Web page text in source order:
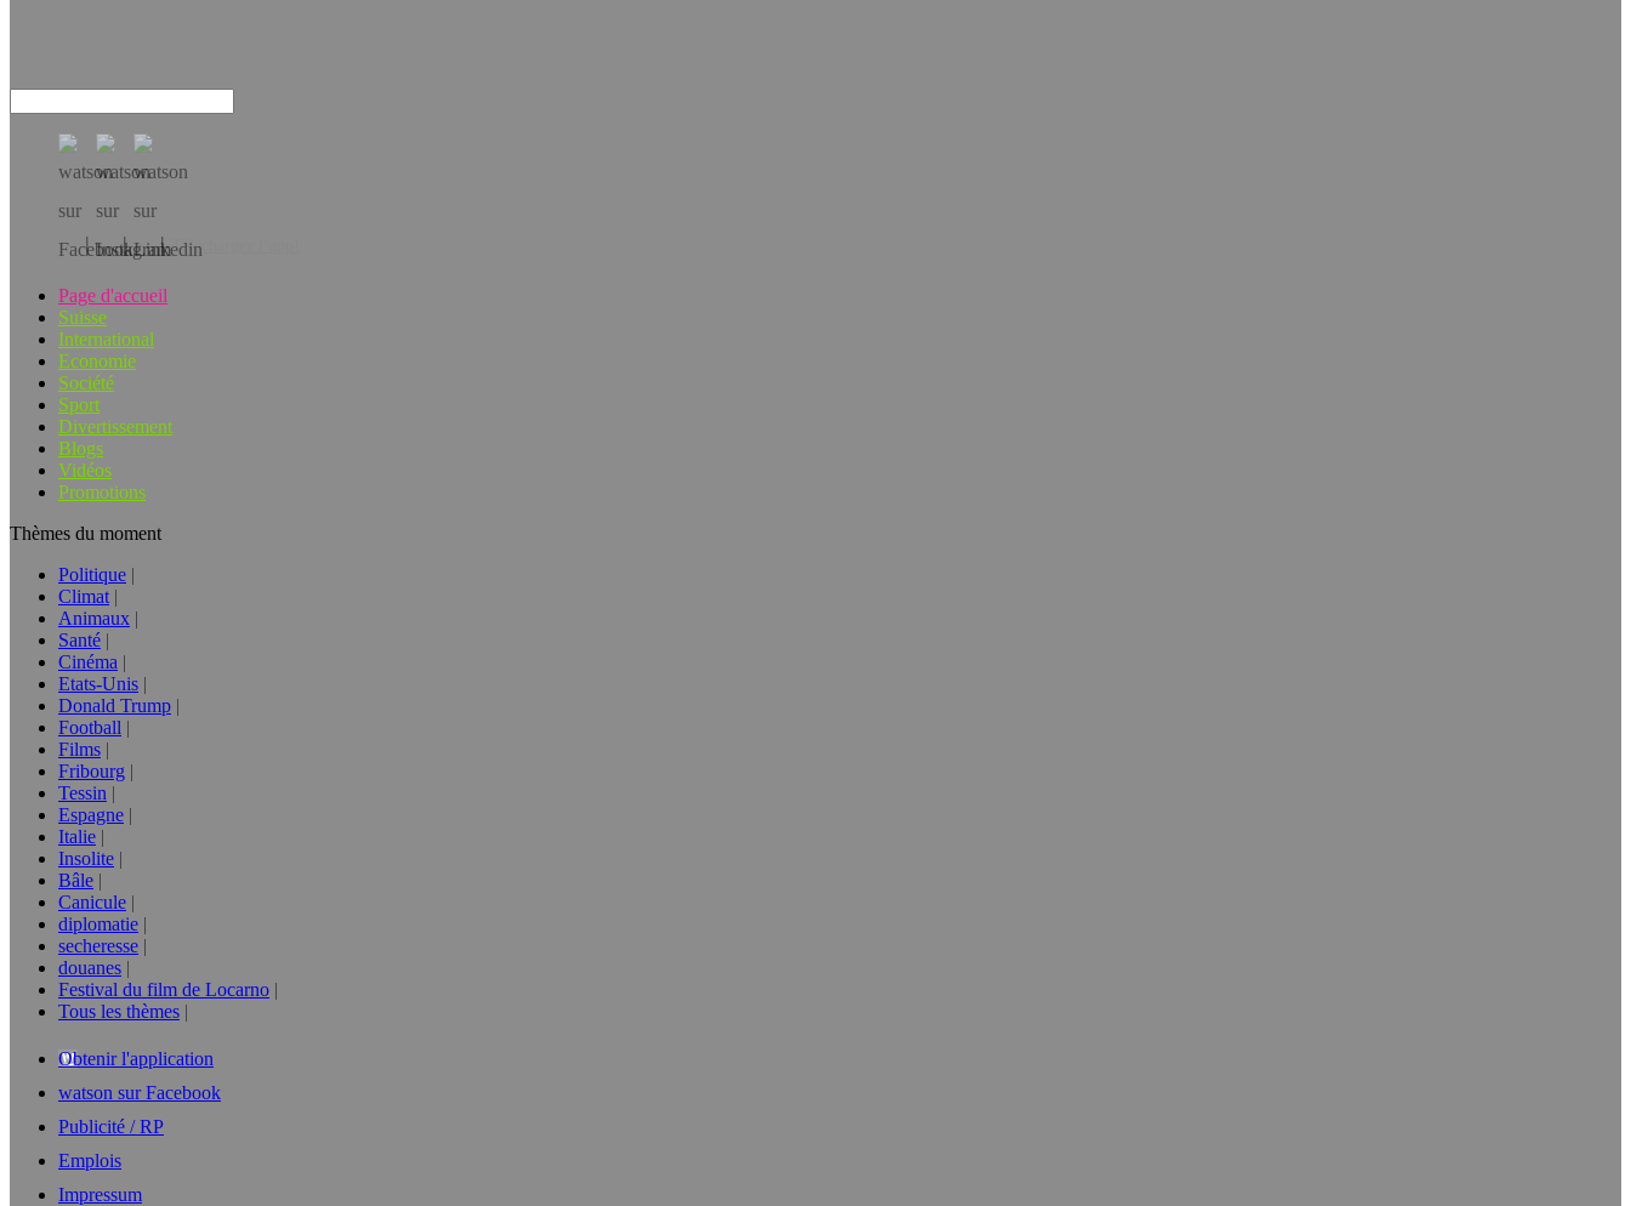
Téléchargez l’app!
Page d'accueil
Suisse
International
Economie
Société
Sport
Divertissement
Blogs
Vidéos
Promotions
Thèmes du moment
Politique
Climat
Animaux
Santé
Cinéma
Etats-Unis
Donald Trump
Football
Films
Fribourg
Tessin
Espagne
Italie
Insolite
Bâle
Canicule
diplomatie
secheresse
douanes
Festival du film de Locarno
Tous les thèmes
Obtenir l'application
watson sur Facebook
Publicité / RP
Emplois
Impressum